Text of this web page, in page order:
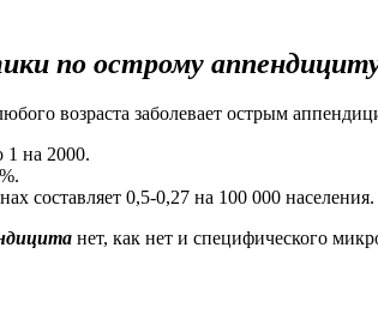
по острому
возраста заболевает острым
на 2000.
составляет 0,5-0,27 на 100 000 населения.
нет, как нет и специфического